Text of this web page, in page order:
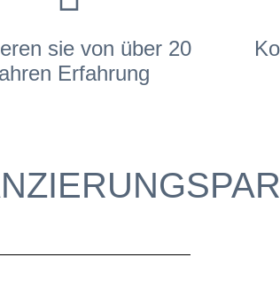
sie von über 20
Erfahrung